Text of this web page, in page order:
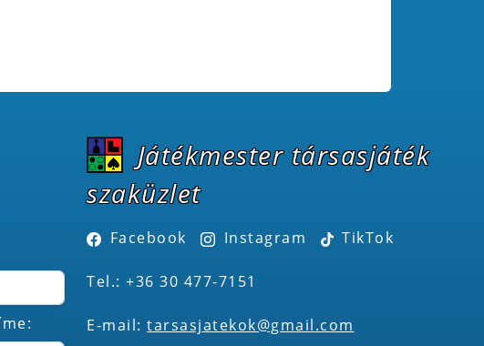
Játékmester társasjáték
szaküzlet
Facebook Instagram TikTok
Tel.: +36 30 477-7151
E-mail: tarsasjatekok@gmail.com